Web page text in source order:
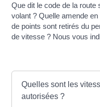
Que dit le code de la
volant ? Quelle amende
de points sont retirés du
de vitesse ? Nous vous
Quelles sont les
autorisées ?